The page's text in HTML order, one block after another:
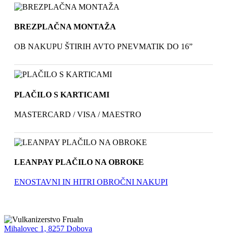
BREZPLAČNA MONTAŽA
OB NAKUPU ŠTIRIH AVTO PNEVMATIK DO 16”
PLAČILO S KARTICAMI
MASTERCARD / VISA / MAESTRO
LEANPAY PLAČILO NA OBROKE
ENOSTAVNI IN HITRI OBROČNI NAKUPI
Mihalovec 1, 8257 Dobova